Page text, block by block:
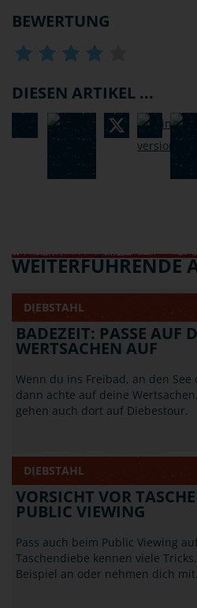
BEWERTUNG
DIESEN ARTIKEL ...
WEITERFÜHRENDE
DIEBSTAHL
BADEZEIT: PASSE AUF
WERTSACHEN AUF
Wenn du ins Freibad, an den See
dann achte auf deine
gehen auch dort auf Diebestour.
DIEBSTAHL
VORSICHT VOR
PUBLIC VIEWING
Pass auch beim Public Viewing
Taschendiebe kennen viele
Beispiel an oder nehmen dich